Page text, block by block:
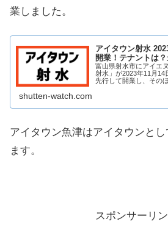
業しました。
アイタウン射水
開業！テナントは？
富山県射水市にアイエ
射水」が2023年11月
先行して開業し、その
ーズデンキなど複数店
shutten-watch.com
アイタウン魚津はアイタウンとし
ます。
スポンサーリ